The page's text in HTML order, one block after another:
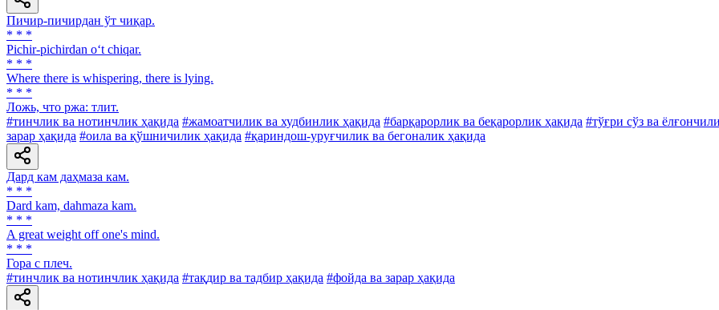
Пичир-пичирдан ўт чиқар.
* * *
Pichir-pichirdan o‘t chiqar.
* * *
Where there is whispering, there is lying.
* * *
Ложь, что ржа: тлит.
#тинчлик ва нотинчлик ҳақида #жамоатчилик ва худбинлик ҳақида #барқарорлик ва беқарорлик ҳақида #тўғри сўз ва
зарар ҳақида #оила ва қўшничилик ҳақида #қариндош-уруғчилик ва бегоналик ҳақида
Дард кам даҳмаза кам.
* * *
Dard kam, dahmaza kam.
* * *
A great weight off one's mind.
* * *
Гора с плеч.
#тинчлик ва нотинчлик ҳақида #тақдир ва тадбир ҳақида #фойда ва зарар ҳақида